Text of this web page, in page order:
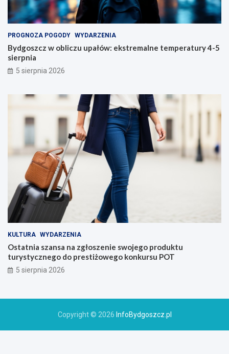
PROGNOZA POGODY WYDARZENIA
Bydgoszcz w obliczu upałów: ekstremalne temperatury 4-5
sierpnia
5 sierpnia 2026
KULTURA WYDARZENIA
Ostatnia szansa na zgłoszenie swojego produktu
turystycznego do prestiżowego konkursu POT
5 sierpnia 2026
Copyright © 2026 InfoBydgoszcz.pl